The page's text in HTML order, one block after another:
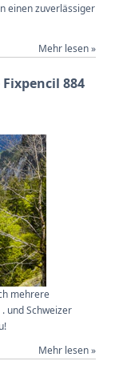
einen zuverlässiger
Mehr lesen »
Fixpencil 884
mehrere
und Schweizer
Mehr lesen »